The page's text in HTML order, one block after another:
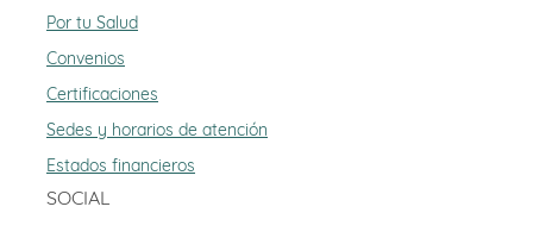
Por tu Salud
Convenios
Certificaciones
Sedes y horarios de atención
Estados financieros
SOCIAL